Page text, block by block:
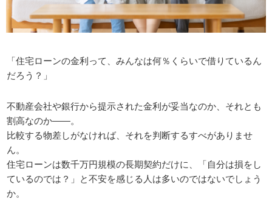
「住宅ローンの金利って、みんなは何％くらいで借りているん
だろう？」
不動産会社や銀行から提示された金利が妥当なのか、それとも
割高なのか――。
比較する物差しがなければ、それを判断するすべがありませ
ん。
住宅ローンは数千万円規模の長期契約だけに、「自分は損をし
ているのでは？」と不安を感じる人は多いのではないでしょう
か。